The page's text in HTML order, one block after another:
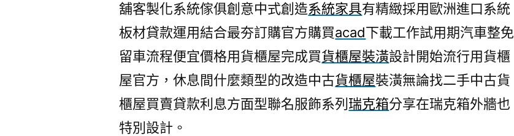
舖客製化系統傢俱創意中式創造系統家具有精緻採用歐洲進口系統
板材貸款運用結合最夯訂購官方購買acad下載工作試用期汽車整免
留車流程便宜價格用貨櫃屋完成買貨櫃屋裝潢設計開始流行用貨櫃
屋官方，休息間什麼類型的改造中古貨櫃屋裝潢無論找二手中古貨
櫃屋買賣貸款利息方面型聯名服飾系列 瑞克箱分享在瑞克箱外牆也
特別設計。